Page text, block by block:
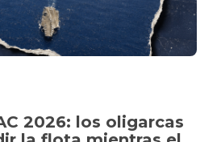
2026: los oligarcas